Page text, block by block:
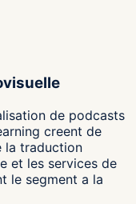
de podcasts
creent de
la traduction
et les services de
le segment a la